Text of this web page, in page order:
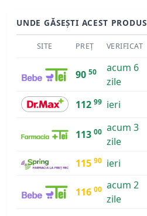
UNDE GĂSEȘTI ACEST PRODUS
SITE PREȚ VERIFICAT
90 50
acum 6
zile
112 99 ieri
113 00 acum 3
zile
115 90 ieri
116 00 acum 2
zile